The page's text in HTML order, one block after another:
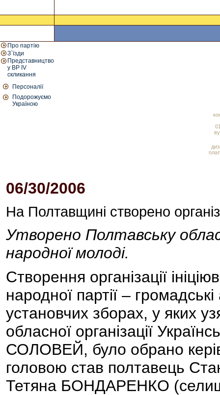
Про партію
З`їзди
Представництво
у ВР IV
скликання
Персоналії
Подорожуємо
Україною
06/30/2006
На Полтавщині створено
Утворено Полтавську
народної молоді.
Створення організації
народної партії –
установчих зборах, у яких
обласної організації
СОЛОВЕЙ, було обрано
головою став полтавець
Тетяна БОНДАРЕНКО